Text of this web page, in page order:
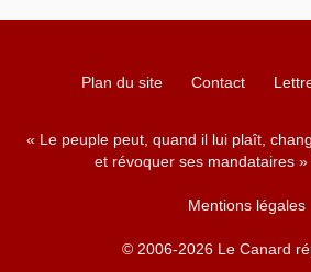
Plan du site Contact
« Le peuple peut, quand il lui plaît,
et révoquer ses mandataires
Mentions légales
© 2006-2026 Le Canard